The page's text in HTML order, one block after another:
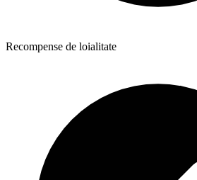
Recompense de loialitate